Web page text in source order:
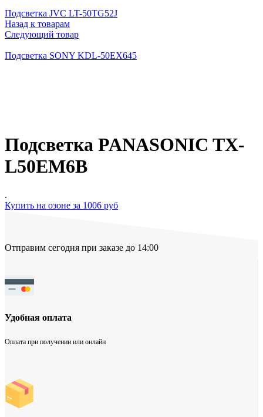
Подсветка JVC LT-50TG52J
Назад к товарам
Следующий товар
Подсветка SONY KDL-50EX645
Подсветка PANASONIC TX-
L50EM6B
.
Купить на озоне за 1006 руб
Отправим сегодня при заказе до 14:00
Удобная оплата
Оплата при получении или онлайн